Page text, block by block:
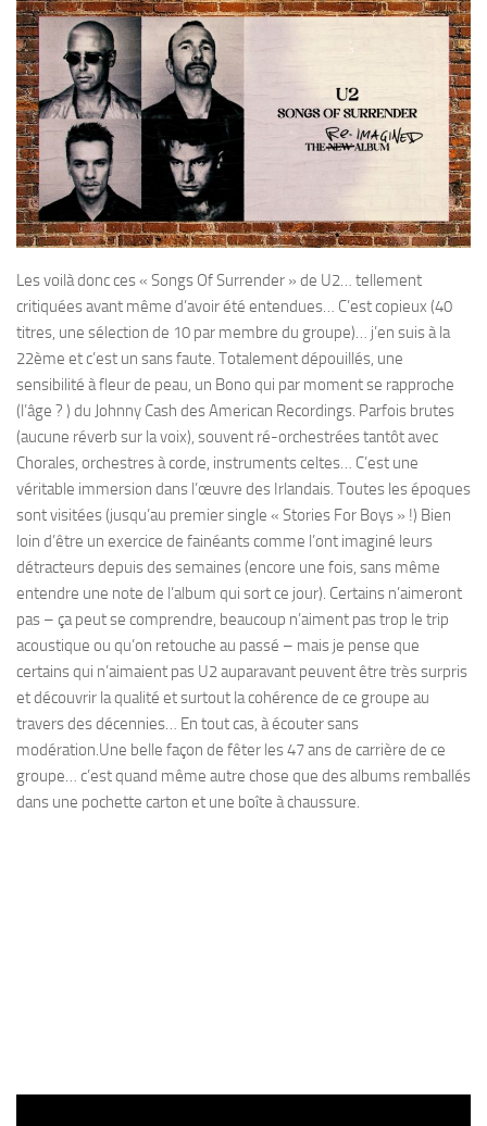
Les voilà donc ces « Songs Of Surrender » de U2… tellement
critiquées avant même d’avoir été entendues… C’est copieux (40
titres, une sélection de 10 par membre du groupe)… j’en suis à la
22ème et c’est un sans faute. Totalement dépouillés, une
sensibilité à fleur de peau, un Bono qui par moment se rapproche
(l’âge ? ) du Johnny Cash des American Recordings. Parfois brutes
(aucune réverb sur la voix), souvent ré-orchestrées tantôt avec
Chorales, orchestres à corde, instruments celtes… C’est une
véritable immersion dans l’œuvre des Irlandais. Toutes les époques
sont visitées (jusqu’au premier single « Stories For Boys » !) Bien
loin d’être un exercice de fainéants comme l’ont imaginé leurs
détracteurs depuis des semaines (encore une fois, sans même
entendre une note de l’album qui sort ce jour). Certains n’aimeront
pas – ça peut se comprendre, beaucoup n’aiment pas trop le trip
acoustique ou qu’on retouche au passé – mais je pense que
certains qui n’aimaient pas U2 auparavant peuvent être très surpris
et découvrir la qualité et surtout la cohérence de ce groupe au
travers des décennies… En tout cas, à écouter sans
modération.Une belle façon de fêter les 47 ans de carrière de ce
groupe… c’est quand même autre chose que des albums remballés
dans une pochette carton et une boîte à chaussure.